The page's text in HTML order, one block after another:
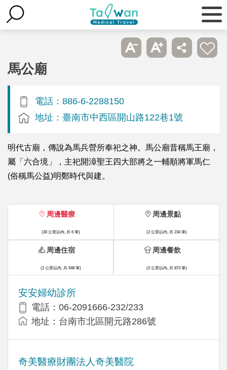
馬公廟
電話：886-6-2288150
地址：臺南市中西區開山路122巷1號
明代古廟，傳說為馬兵營所奉祀之神。馬公廟昔稱馬王廟，
屬「六合境」，主祀開漳聖王四大部將之一輔順將軍馬仁
(俗稱馬公益)明鄭時代與建。
周邊醫療
(30 公里以內, 共 6 筆)
安安婦幼診所
電話：06-2091666-232/233
地址：台南市北區開元路286號
奇美醫療財團法人奇美醫院
周邊景點
(2 公里以內, 共 234 筆)
周邊住宿
(2 公里以內, 共 548 筆)
周邊餐飲
(2 公里以內, 共 873 筆)